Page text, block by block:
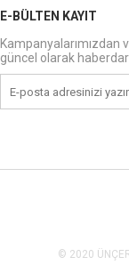
E-BÜLTEN KAYIT
Kampanyalarımızdan
güncel olarak
© 2020